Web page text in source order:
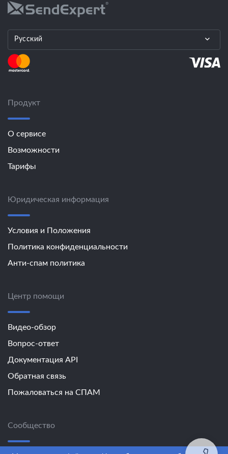
Русский
Продукт
О сервисе
Возможности
Тарифы
Юридическая информация
Условия и Положения
Политика конфиденциальности
Анти-спам политика
Центр помощи
Видео-обзор
Вопрос-ответ
Документация API
Обратная связь
Пожаловаться на СПАМ
Сообщество